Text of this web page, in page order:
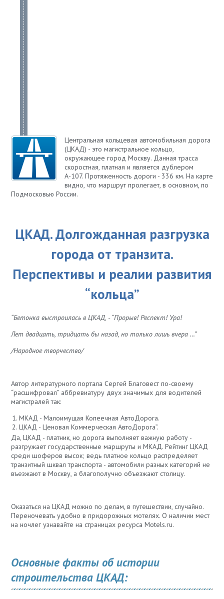
Центральная кольцевая автомобильная дорога
(ЦКАД) - это магистральное кольцо,
окружающее город Москву. Данная трасса
скоростная, платная и является дублером
А-107. Протяженность дороги - 336 км. На карте
видно, что маршрут пролегает, в основном, по
Подмосковью России.
ЦКАД. Долгожданная разгрузка
города от транзита.
Перспективы и реалии развития
“кольца”
“Бетонка выстроилась в ЦКАД, - “Прорыв! Респект! Ура!
Лет двадцать, тридцать бы назад, но только лишь вчера …”
/Народное творчество/
Автор литературного портала Сергей Благовест по-своему
“расшифровал” аббревиатуру двух значимых для водителей
магистралей так:
МКАД - Малоимущая Копеечная АвтоДорога.
ЦКАД - Ценовая Коммерческая АвтоДорога”.
Да, ЦКАД - платник, но дорога выполняет важную работу -
разгружает государственные маршруты и МКАД. Рейтинг ЦКАД
среди шоферов высок; ведь платное кольцо распределяет
транзитный шквал транспорта - автомобили разных категорий не
въезжают в Москву, а благополучно объезжают столицу.
Оказаться на ЦКАД можно по делам, в путешествии, случайно.
Переночевать удобно в придорожных мотелях. О наличии мест
на ночлег узнавайте на страницах ресурса Motels.ru.
Основные факты об истории
строительства ЦКАД: